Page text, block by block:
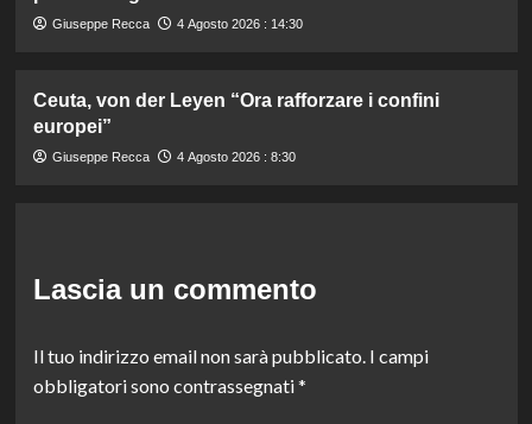
Giuseppe Recca 4 Agosto 2026 : 14:30
Ceuta, von der Leyen “Ora rafforzare i confini
europei”
Giuseppe Recca 4 Agosto 2026 : 8:30
Lascia un commento
Il tuo indirizzo email non sarà pubblicato. I campi
obbligatori sono contrassegnati*